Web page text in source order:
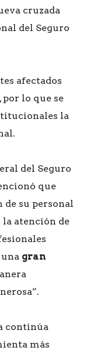
cruzada
del Seguro
afectados
lo que se
la
del Seguro
que
su personal
la atención de
gran
continúa
más